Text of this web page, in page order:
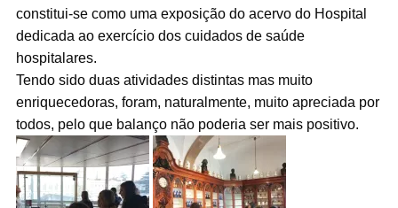
constitui-se como uma exposição do acervo do Hospital
dedicada ao exercício dos cuidados de saúde
hospitalares.
Tendo sido duas atividades distintas mas muito
enriquecedoras, foram, naturalmente, muito apreciada por
todos, pelo que balanço não poderia ser mais positivo.